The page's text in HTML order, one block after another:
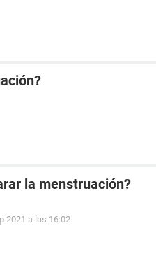
la menstruación?
2021 a las 16:02